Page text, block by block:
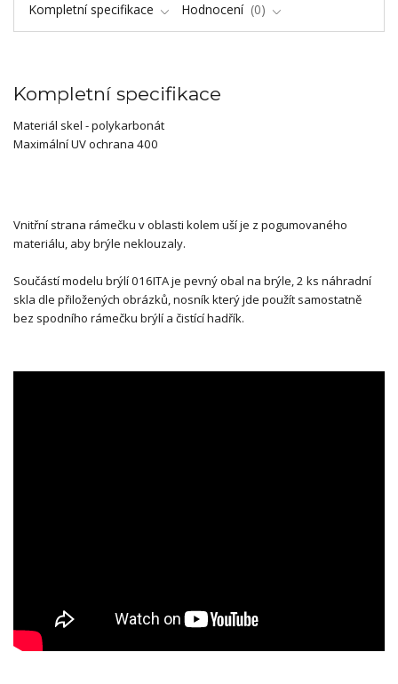
Kompletní specifikace Hodnocení 0
Kompletní specifikace
Materiál skel - polykarbonát
Maximální UV ochrana 400
Vnitřní strana rámečku v oblasti kolem uší je z pogumovaného
materiálu, aby brýle neklouzaly.
Součástí modelu brýlí 016ITA je pevný obal na brýle, 2 ks náhradní
skla dle přiložených obrázků, nosník který jde použít samostatně
bez spodního rámečku brýlí a čistící hadřík.